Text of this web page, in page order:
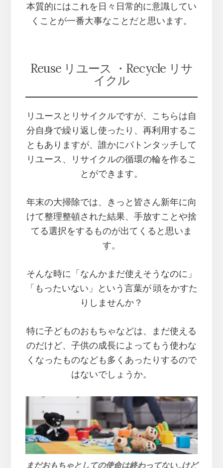
本質的にはこれを日々日常的に意識してい
くことが一番大事なことだと思います。
Reuse リユース ・Recycle リサ
イクル
リユースとリサイクルですが、こちらは自
分自身で繰り返し使ったり、再利用するこ
ともありますが、誰かにバトンタッチして
リユース、リサイクルの循環の輪を作るこ
とができます。
年末の大掃除では、きっと皆さん新年に向
けて整理整頓された結果、手放すことや捨
てる選択をするものが出てくると思いま
す。
そんな時に「なんかまだ使えそうなのに」
「もったいない」という言葉が 頭をかすた
りしませんか？
特に子どものおもちゃなどは、まだ使える
のだけど、子供の成長によってもう使わな
くなったものなども多くあったりするので
はないでしょうか。
まだおもちゃとしての使命は終わってない…けど